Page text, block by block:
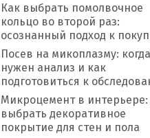
Как выбрать помолвочное
кольцо во второй раз:
осознанный подход к
Посев на микоплазму: когда
нужен анализ и как
подготовиться к
Микроцемент в интерьере:
выбрать декоративное
покрытие для стен и пола